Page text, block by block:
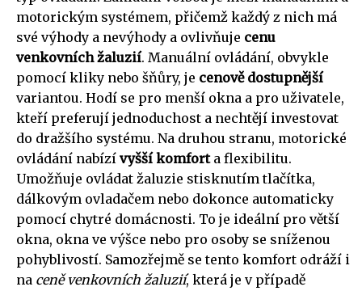
motorickým systémem, přičemž každý z nich má
své výhody a nevýhody a ovlivňuje cenu
venkovních žaluzií. Manuální ovládání, obvykle
pomocí kliky nebo šňůry, je cenově dostupnější
variantou. Hodí se pro menší okna a pro uživatele,
kteří preferují jednoduchost a nechtějí investovat
do dražšího systému. Na druhou stranu, motorické
ovládání nabízí vyšší komforta flexibilitu.
Umožňuje ovládat žaluzie stisknutím tlačítka,
dálkovým ovladačem nebo dokonce automaticky
pomocí chytré domácnosti. To je ideální pro větší
okna, okna ve výšce nebo pro osoby se sníženou
pohyblivostí. Samozřejmě se tento komfort odráží i
na ceně venkovních žaluzií, která je v případě